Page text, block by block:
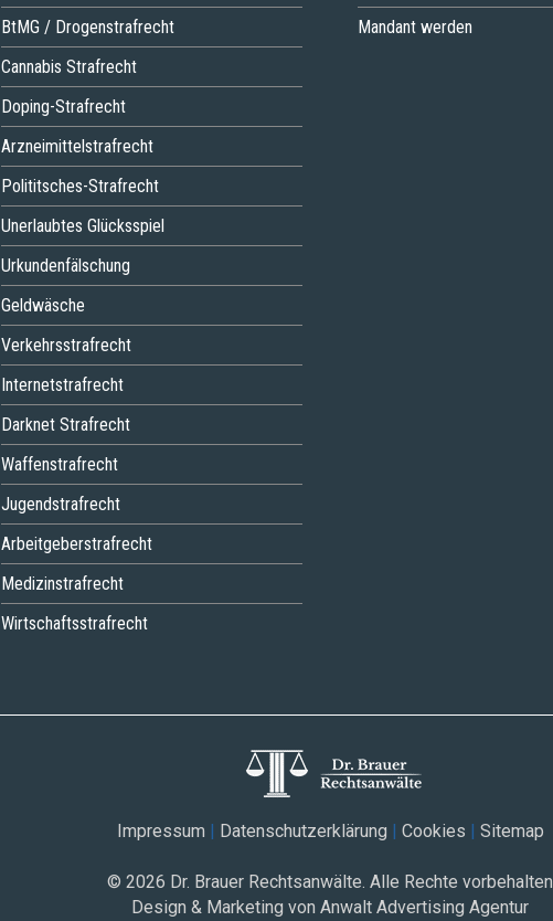
BtMG / Drogenstrafrecht
Cannabis Strafrecht
Doping-Strafrecht
Arzneimittelstrafrecht
Polititsches-Strafrecht
Unerlaubtes Glücksspiel
Urkundenfälschung
Geldwäsche
Verkehrsstrafrecht
Internetstrafrecht
Darknet Strafrecht
Waffenstrafrecht
Jugendstrafrecht
Arbeitgeberstrafrecht
Medizinstrafrecht
Wirtschaftsstrafrecht
Mandant werden
Impressum Datenschutzerklärung Cookies Sitemap
© 2026 Dr. Brauer Rechtsanwälte. Alle Rechte vorbehalten
Design & Marketing von Anwalt Advertising Agentur